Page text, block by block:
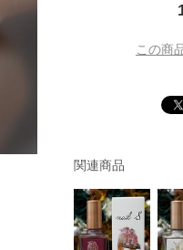
書店
広島 蔦屋
この商
関連商品